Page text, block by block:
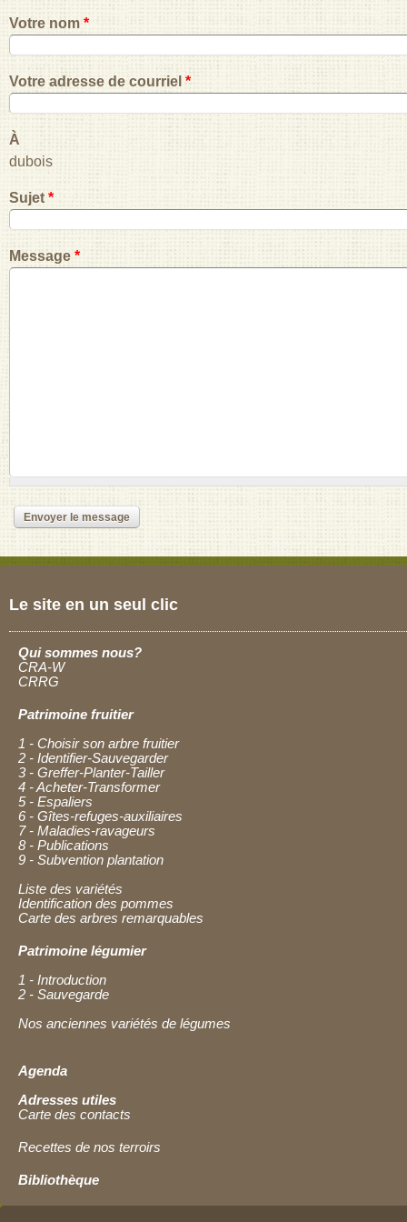
Votre nom *
Votre adresse de courriel *
À
dubois
Sujet *
Message *
Le site en un seul clic
Qui sommes nous?
CRA-W
CRRG
Patrimoine fruitier
1 - Choisir son arbre fruitier
2 - Identifier-Sauvegarder
3 - Greffer-Planter-Tailler
4 - Acheter-Transformer
5 - Espaliers
6 - Gîtes-refuges-auxiliaires
7 - Maladies-ravageurs
8 - Publications
9 - Subvention plantation
Liste des variétés
Identification des pommes
Carte des arbres remarquables
Patrimoine légumier
1 - Introduction
2 - Sauvegarde
Nos anciennes variétés de légumes
Agenda
Adresses utiles
Carte des contacts
Recettes de nos terroirs
Bibliothèque